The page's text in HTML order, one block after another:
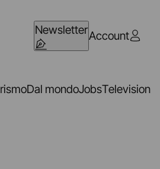
NewsletterAccount
Dal mondoJobsTelevision